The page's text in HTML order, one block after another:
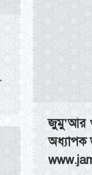
জুমু’আর
অধ্যাপক